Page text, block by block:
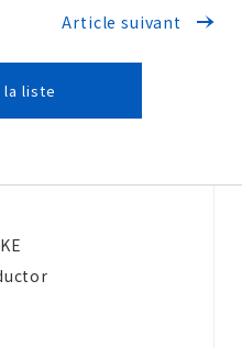
la liste
Article suivant